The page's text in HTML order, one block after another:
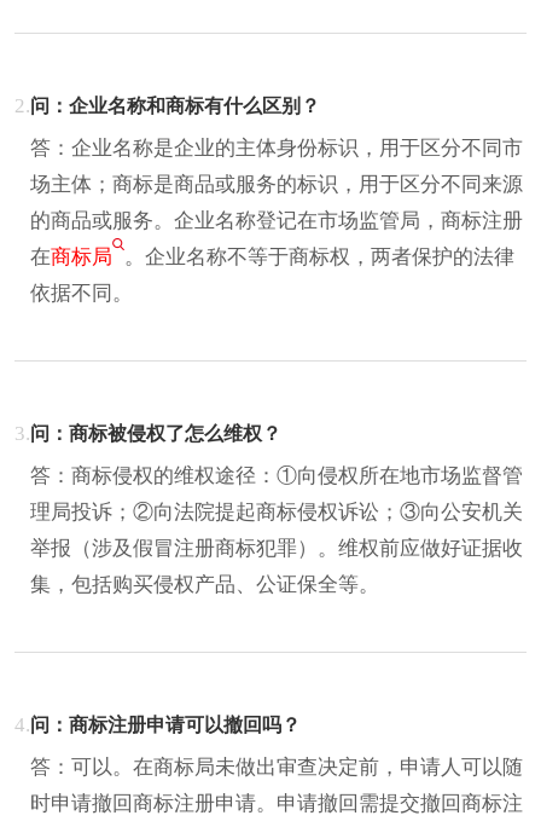
2.问：企业名称和商标有什么区别？
答：企业名称是企业的主体身份标识，用于区分不同市
场主体；商标是商品或服务的标识，用于区分不同来源
的商品或服务。企业名称登记在市场监管局，商标注册
在商标局
。企业名称不等于商标权，两者保护的法律
依据不同。
3.问：商标被侵权了怎么维权？
答：商标侵权的维权途径：①向侵权所在地市场监督管
理局投诉；②向法院提起商标侵权诉讼；③向公安机关
举报（涉及假冒注册商标犯罪）。维权前应做好证据收
集，包括购买侵权产品、公证保全等。
4.问：商标注册申请可以撤回吗？
答：可以。在商标局未做出审查决定前，申请人可以随
时申请撤回商标注册申请。申请撤回需提交撤回商标注